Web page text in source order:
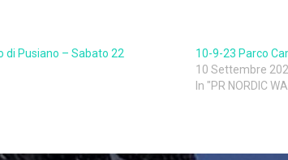
di Pusiano – Sabato 22
10-9-23 Parco
10 Settembre
In "PR NORDIC